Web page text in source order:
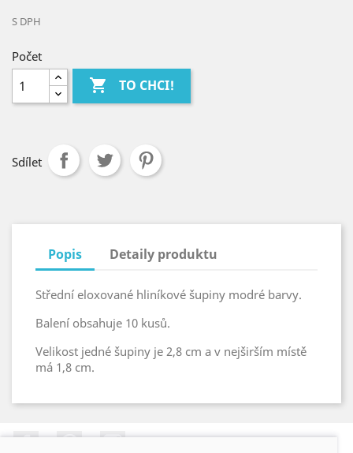
S DPH
Počet
 TO CHCI!
Sdílet
Popis Detaily produktu
Střední eloxované hliníkové šupiny modré barvy.
Balení obsahuje 10 kusů.
Velikost jedné šupiny je 2,8 cm a v nejširším místě
má 1,8 cm.
FacebookPinterestInstagram